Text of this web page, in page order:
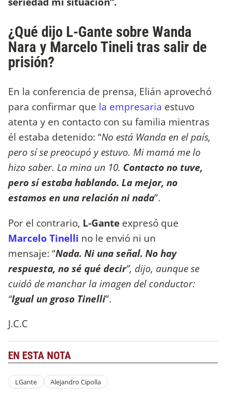
¿Qué dijo L-Gante sobre Wanda
Nara y Marcelo Tineli tras salir de
prisión?
En la conferencia de prensa, Elián aprovechó
para confirmar que la empresaria estuvo
atenta y en contacto con su familia mientras
él estaba detenido: “No está Wanda en el país,
pero sí se preocupó y estuvo. Mi mamá me lo
hizo saber. La mina un 10. Contacto no tuve,
pero sí estaba hablando. La mejor, no
estamos en una relación ni nada”.
Por el contrario, L-Gante expresó que
Marcelo Tinelli no le envió ni un
mensaje: “Nada. Ni una señal. No hay
respuesta, no sé qué decir”, dijo, aunque se
cuidó de manchar la imagen del conductor:
“Igual un groso Tinelli”.
J.C.C
EN ESTA NOTA
LGante Alejandro Cipolla